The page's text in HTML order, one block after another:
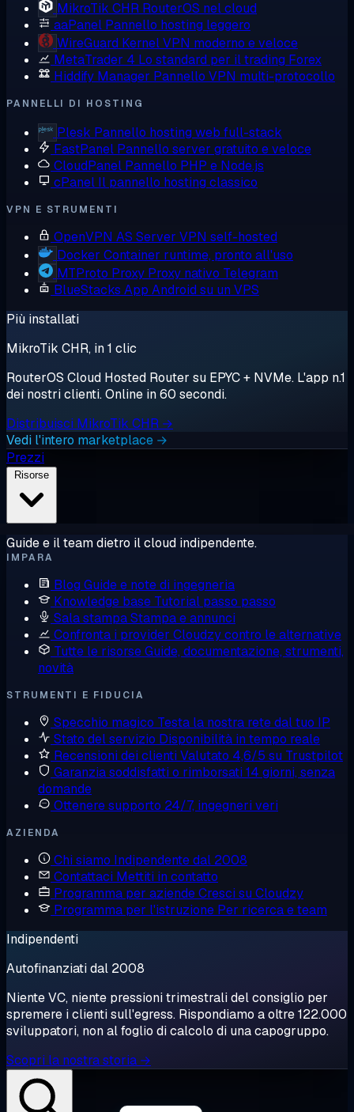
MikroTik CHR RouterOS nel cloud
aaPanel Pannello hosting leggero
WireGuard Kernel VPN moderno e veloce
MetaTrader 4 Lo standard per il trading Forex
Hiddify Manager Pannello VPN multi-protocollo
PANNELLI DI HOSTING
Plesk Pannello hosting web full-stack
FastPanel Pannello server gratuito e veloce
CloudPanel Pannello PHP e Node.js
cPanel Il pannello hosting classico
VPN E STRUMENTI
OpenVPN AS Server VPN self-hosted
Docker Container runtime, pronto all'uso
MTProto Proxy Proxy nativo Telegram
BlueStacks App Android su un VPS
Più installati
MikroTik CHR, in 1 clic
RouterOS Cloud Hosted Router su EPYC + NVMe. L'app n.1
dei nostri clienti. Online in 60 secondi.
Distribuisci MikroTik CHR →
Vedi l'intero marketplace →
Prezzi
Guide e il team dietro il cloud indipendente.
IMPARA
Blog Guide e note di ingegneria
Knowledge base Tutorial passo passo
Sala stampaStampa e annunci
Confronta i provider Cloudzy contro le alternative
Tutte le risorseGuide, documentazione, strumenti,
novità
STRUMENTI E FIDUCIA
Specchio magico Testa la nostra rete dal tuo IP
Stato del servizio Disponibilità in tempo reale
Recensioni dei clienti Valutato 4,6/5 su Trustpilot
Garanzia soddisfatti o rimborsati 14 giorni, senza
domande
Ottenere supporto 24/7, ingegneri veri
AZIENDA
Chi siamo Indipendente dal 2008
Contattaci Mettiti in contatto
Programma per aziendeCresci su Cloudzy
Programma per l'istruzione Per ricerca e team
Indipendenti
Autofinanziati dal 2008
Niente VC, niente pressioni trimestrali del consiglio per
spremere i clienti sull'egress. Rispondiamo a oltre 122.000
sviluppatori, non al foglio di calcolo di una capogruppo.
Scopri la nostra storia →